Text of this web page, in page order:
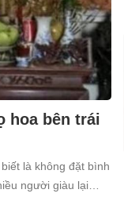
hoa bên trái
là không đặt bình
người giàu lại